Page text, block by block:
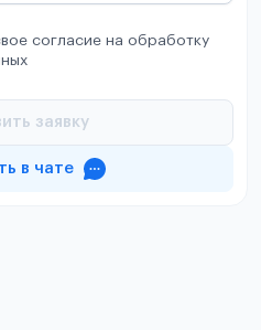
согласие на обработку
заявку
в чате